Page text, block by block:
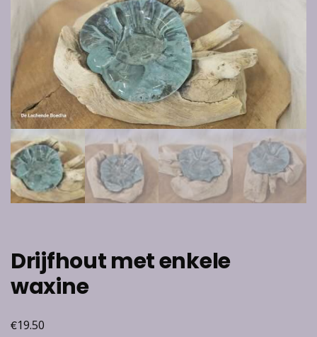
Drijfhout met enkele
waxine
€19.50